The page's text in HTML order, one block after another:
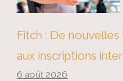
Fitch : De
aux inscriptions
6 août 2026